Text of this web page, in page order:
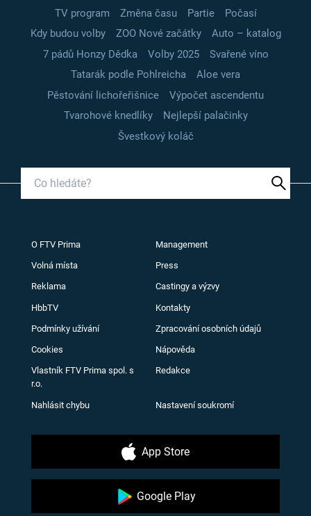
TV program
Změna času Partie
Počasí
Kdy budou volby
ZOO Nové začátky
Auto – katalog
7 pádů Honzy Dědka
Volby 2025
Svařené víno
Tatarák podle Pohlreicha
Aloe vera
Pěstování lichořeřišnice
Výpočet ascendentu
Tvarohové knedlíky
Nejlepší palačinky
Švestkový koláč
O FTV Prima Management
Volná místa Press
Reklama Castingy a výzvy
HbbTV Kontakty
Podmínky užívání Zpracování osobních údajů
Cookies Nápověda
Vlastník FTV Prima spol. s
r.o.
Redakce
Nahlásit chybu Nastavení soukromí
App Store
Google Play